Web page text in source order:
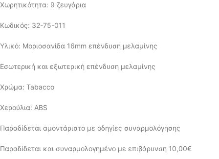
Χωρητικότητα: 9 ζευγάρια
Κωδικός: 32-75-011
Υλικό: Μοριοσανίδα 16mm επένδυση μελαμίνης
Εσωτερική και εξωτερική επένδυση μελαμίνης
Χρώμα: Tabacco
Χερούλια: ABS
Παραδίδεται αμοντάριστο με οδηγίες συναρμολόγησης
Παραδίδεται και συναρμολογημένο με επιβάρυνση 10,00€